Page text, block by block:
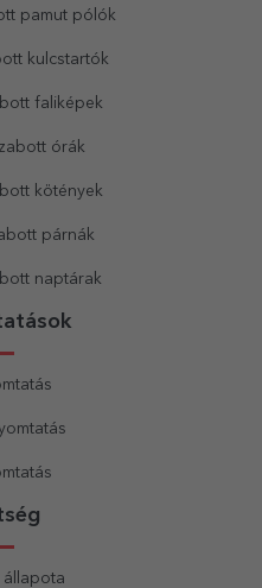
pamut pólók
kulcstartók
faliképek
órák
kötények
párnák
naptárak
állapota